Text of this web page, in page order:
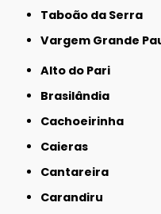
Taboão da Serra
Vargem Grande
Alto do Pari
Brasilândia
Cachoeirinha
Caieras
Cantareira
Carandiru